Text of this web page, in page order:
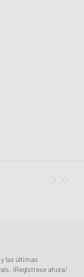
las últimas
¡Regístrese ahora!